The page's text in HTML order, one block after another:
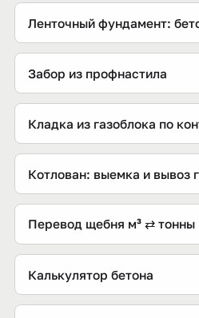
Ленточный фундамент:
Забор из профнастила
Кладка из газоблока по
Котлован: выемка и вывоз
Перевод щебня м³ ⇄ тонны
Калькулятор бетона